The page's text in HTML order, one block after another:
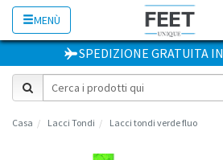
MENÙ
SPEDIZIONE GRATUITA IN
Casa Lacci Tondi Lacci tondi verde fluo